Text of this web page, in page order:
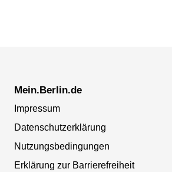
Mein.Berlin.de
Impressum
Datenschutzerklärung
Nutzungsbedingungen
Erklärung zur Barrierefreiheit